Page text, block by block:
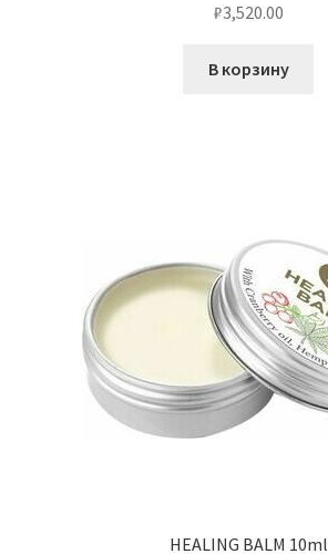
₽3,520.00
В корзину
HEALING BALM 10ml